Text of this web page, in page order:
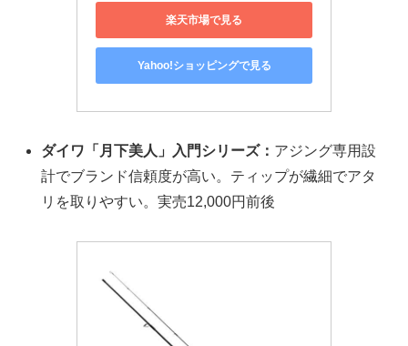
楽天市場で見る
Yahoo!ショッピングで見る
ダイワ「月下美人」入門シリーズ： アジング専用設
計でブランド信頼度が高い。ティップが繊細でアタ
リを取りやすい。実売12,000円前後